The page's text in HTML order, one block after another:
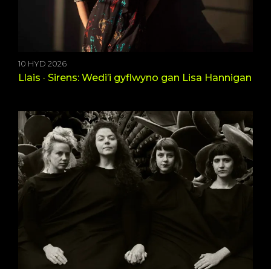
10 HYD 2026
Llais · Sirens: Wedi’i gyflwyno gan Lisa Hannigan